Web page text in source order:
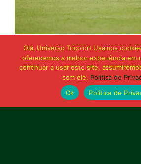
21 de junho de 2026
Sampaio é superado pelo
e buscará reação em
Olá, Universo Tricolor! Usamos
oferecemos a melhor experiência em
continuar a usar este site,
com ele. Política de
Ok
Política de